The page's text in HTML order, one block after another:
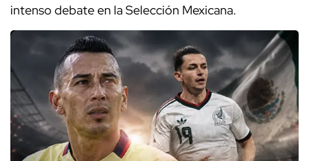
intenso debate en la Selección Mexicana.